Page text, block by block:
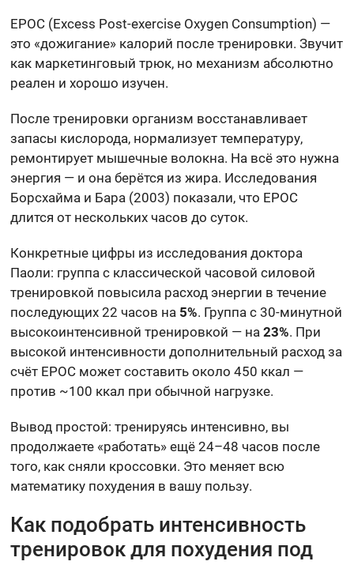
EPOC (Excess Post-exercise Oxygen Consumption) —
это «дожигание» калорий после тренировки. Звучит
как маркетинговый трюк, но механизм абсолютно
реален и хорошо изучен.
После тренировки организм восстанавливает
запасы кислорода, нормализует температуру,
ремонтирует мышечные волокна. На всё это нужна
энергия — и она берётся из жира. Исследования
Борсхайма и Бара (2003) показали, что EPOC
длится от нескольких часов до суток.
Конкретные цифры из исследования доктора
Паоли: группа с классической часовой силовой
тренировкой повысила расход энергии в течение
последующих 22 часов на 5%. Группа с 30-минутной
высокоинтенсивной тренировкой — на23%. При
высокой интенсивности дополнительный расход за
счёт EPOC может составить около 450 ккал —
против ~100 ккал при обычной нагрузке.
Вывод простой: тренируясь интенсивно, вы
продолжаете «работать» ещё 24–48 часов после
того, как сняли кроссовки. Это меняет всю
математику похудения в вашу пользу.
Как подобрать интенсивность
тренировок для похудения под